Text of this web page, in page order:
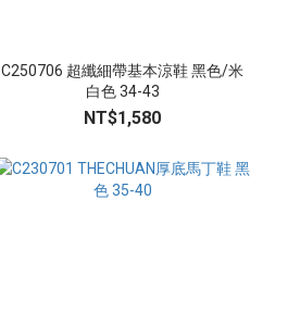
C250706 超纖細帶基本涼鞋 黑色/米
白色 34-43
NT$1,580